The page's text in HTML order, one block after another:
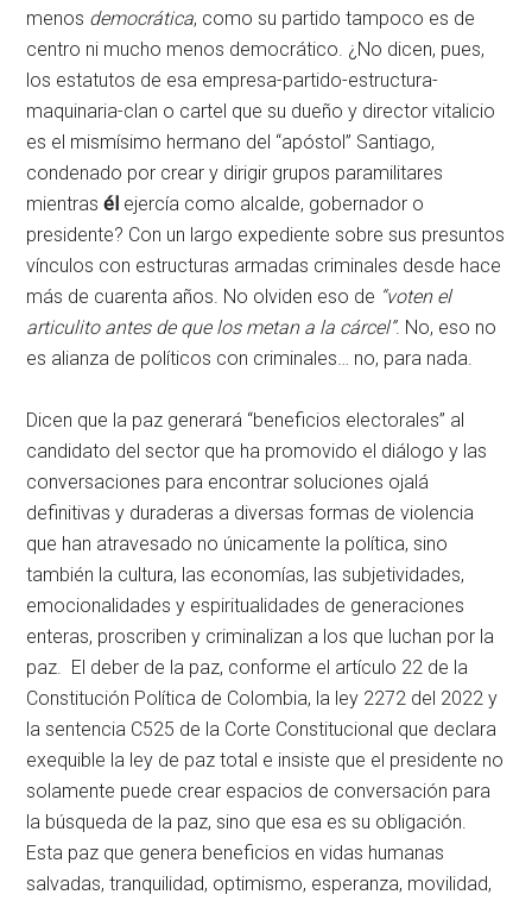
menos democrática, como su partido tampoco es de
centro ni mucho menos democrático. ¿No dicen, pues,
los estatutos de esa empresa-partido-estructura-
maquinaria-clan o cartel que su dueño y director vitalicio
es el mismísimo hermano del “apóstol” Santiago,
condenado por crear y dirigir grupos paramilitares
mientrasél ejercía como alcalde, gobernador o
presidente? Con un largo expediente sobre sus presuntos
vínculos con estructuras armadas criminales desde hace
más de cuarenta años. No olviden eso de “voten el
articulito antes de que los metan a la cárcel”. No, eso no
es alianza de políticos con criminales… no, para nada.
Dicen que la paz generará “beneficios electorales” al
candidato del sector que ha promovido el diálogo y las
conversaciones para encontrar soluciones ojalá
definitivas y duraderas a diversas formas de violencia
que han atravesado no únicamente la política, sino
también la cultura, las economías, las subjetividades,
emocionalidades y espiritualidades de generaciones
enteras, proscriben y criminalizan a los que luchan por la
paz. El deber de la paz, conforme el artículo 22 de la
Constitución Política de Colombia, la ley 2272 del 2022 y
la sentencia C525 de la Corte Constitucional que declara
exequible la ley de paz total e insiste que el presidente no
solamente puede crear espacios de conversación para
la búsqueda de la paz, sino que esa es su obligación.
Esta paz que genera beneficios en vidas humanas
salvadas, tranquilidad, optimismo, esperanza, movilidad,